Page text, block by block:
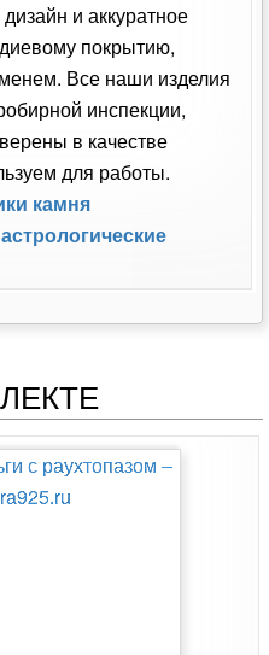
и аккуратное
покрытию,
Все наши изделия
инспекции,
в качестве
для работы.
камня